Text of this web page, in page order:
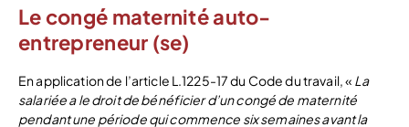
Le congé maternité auto-
entrepreneur (se)
En application de l’article L.1225-17 du Code du travail, « La
salariée a le droit de bénéficier d’un congé de maternité
pendant une période qui commence six semaines avant la